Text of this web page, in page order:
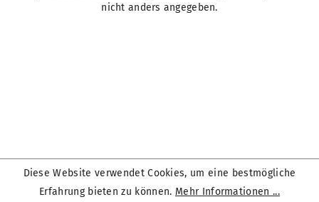
nicht anders angegeben.
Diese Website verwendet Cookies, um eine bestmögliche
Erfahrung bieten zu können. Mehr Informationen ...